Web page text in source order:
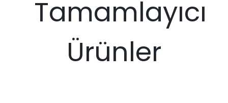
Tamamlayıcı
Ürünler